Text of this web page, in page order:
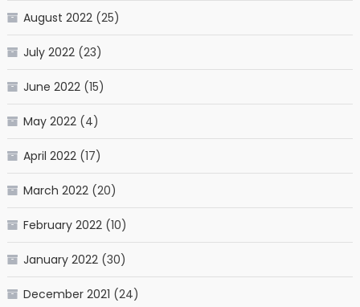
August 2022(25)
July 2022(23)
June 2022(15)
May 2022(4)
April 2022(17)
March 2022(20)
February 2022(10)
January 2022(30)
December 2021 (24)